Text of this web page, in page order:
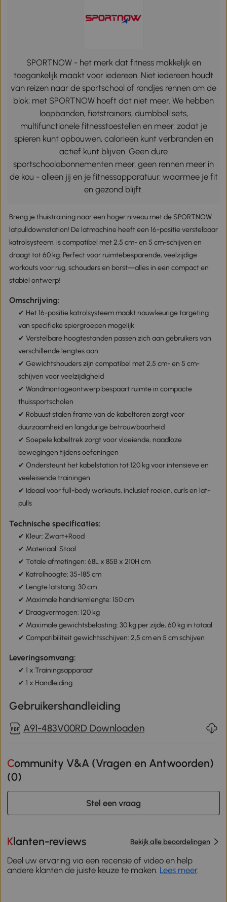
SPORTNOW - het merk dat fitness makkelijk en
toegankelijk maakt voor iedereen. Niet iedereen houdt
van reizen naar de sportschool of rondjes rennen om de
blok; met SPORTNOW hoeft dat niet meer. We hebben
loopbanden, fietstrainers, dumbbell sets,
multifunctionele fitnesstoestellen en meer, zodat je
spieren kunt opbouwen, calorieën kunt verbranden en
actief kunt blijven. Geen dure
sportschoolabonnementen meer, geen rennen meer in
de kou - alleen jij en je fitnessapparatuur, waarmee je fit
en gezond blijft.
Breng je thuistraining naar een hoger niveau met de SPORTNOW
latpulldownstation! De latmachine heeft een 16-positie verstelbaar
katrolsysteem, is compatibel met 2,5 cm- en 5 cm-schijven en
draagt tot 60 kg. Perfect voor ruimtebesparende, veelzijdige
workouts voor rug, schouders en borst—alles in een compact en
stabiel ontwerp!
Omschrijving:
✔ Het 16-positie katrolsysteem maakt nauwkeurige targeting
van specifieke spiergroepen mogelijk
✔ Verstelbare hoogtestanden passen zich aan gebruikers van
verschillende lengtes aan
✔ Gewichtshouders zijn compatibel met 2,5 cm- en 5 cm-
schijven voor veelzijdigheid
✔ Wandmontageontwerp bespaart ruimte in compacte
thuissportscholen
✔ Robuust stalen frame van de kabeltoren zorgt voor
duurzaamheid en langdurige betrouwbaarheid
✔ Soepele kabeltrek zorgt voor vloeiende, naadloze
bewegingen tijdens oefeningen
✔ Ondersteunt het kabelstation tot 120 kg voor intensieve en
veeleisende trainingen
✔ Ideaal voor full-body workouts, inclusief roeien, curls en lat-
pulls
Technische specificaties:
✔ Kleur: Zwart+Rood
✔ Materiaal: Staal
✔ Totale afmetingen: 68L x 85B x 210H cm
✔ Katrolhoogte: 35-185 cm
✔ Lengte latstang: 30 cm
✔ Maximale handriemlengte: 150 cm
✔ Draagvermogen: 120 kg
✔ Maximale gewichtsbelasting: 30 kg per zijde, 60 kg in totaal
✔ Compatibiliteit gewichtsschijven: 2,5 cm en 5 cm schijven
Leveringsomvang:
✔ 1 x Trainingsapparaat
✔ 1 x Handleiding
Gebruikershandleiding
A91-483V00RD Downloaden
Community V&A (Vragen en Antwoorden)
(0)
Stel een vraag
Klanten-reviews Bekijk alle beoordelingen
Deel uw ervaring via een recensie of video en help
andere klanten de juiste keuze te maken. Lees meer.